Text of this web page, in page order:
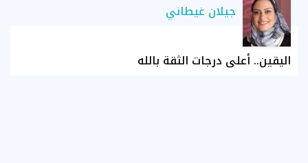
جيلان غيطاني
اليقين.. أعلى درجات الثقة بالله